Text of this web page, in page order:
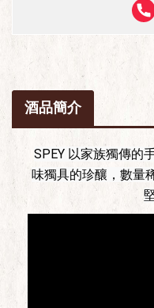
酒品簡介
SPEY 以家族獨傳的
味獨具的珍釀，數量